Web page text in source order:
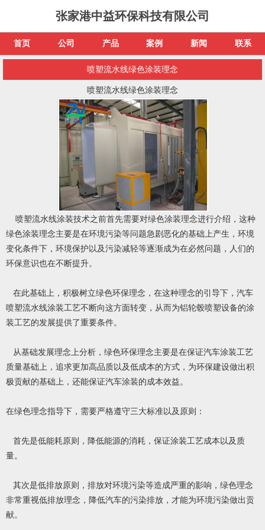
张家港中益环保科技有限公司
首页 公司 产品 案例 新闻 联系
喷塑流水线绿色涂装理念
喷塑流水线绿色涂装理念
喷塑流水线涂装技术之前首先需要对绿色涂装理念进行介绍，这种
绿色涂装理念主要是在环境污染等问题急剧恶化的基础上产生，环境
变化条件下，环境保护以及污染减轻等逐渐成为在必然问题，人们的
环保意识也在不断提升。
在此基础上，积极树立绿色环保理念，在这种理念的引导下，汽车
喷塑流水线涂装工艺不断向这方面转变，从而为铝轮毂喷塑设备的涂
装工艺的发展提供了重要条件。
从基础发展理念上分析，绿色环保理念主要是在保证汽车涂装工艺
质量基础上，追求更加高品质以及低成本的方式，为环保建设做出积
极贡献的基础上，还能保证汽车涂装的成本效益。
在绿色理念指导下，需要严格遵守三大标准以及原则：
首先是低能耗原则，降低能源的消耗，保证涂装工艺成本以及质
量。
其次是低排放原则，排放对环境污染等造成严重的影响，绿色理念
非常重视低排放理念，降低汽车的污染排放，才能为环境污染做出贡
献。